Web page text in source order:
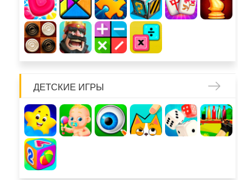
ДЕТСКИЕ ИГРЫ